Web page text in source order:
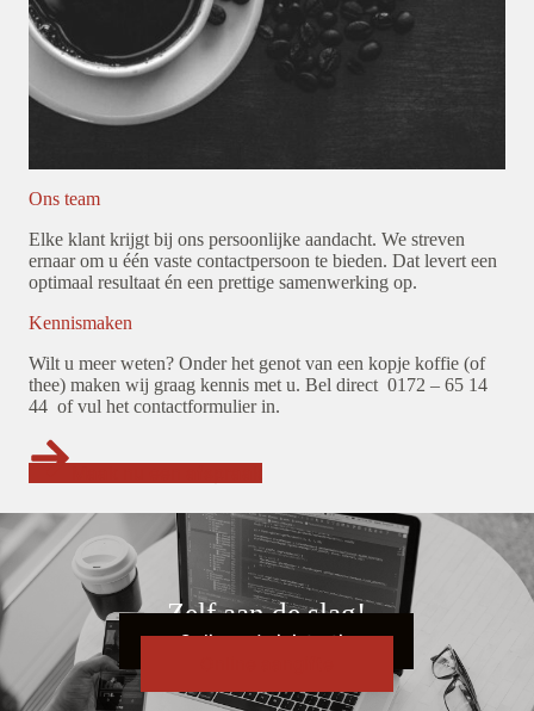
Ons team
Elke klant krijgt bij ons persoonlijke aandacht. We streven
ernaar om u één vaste contactpersoon te bieden. Dat levert een
optimaal resultaat én een prettige samenwerking op.
Kennismaken
Wilt u meer weten? Onder het genot van een kopje koffie (of
thee) maken wij graag kennis met u. Bel direct 0172 – 65 14
44 of vul het contactformulier in.
Zelf aan de slag!
Online administratie